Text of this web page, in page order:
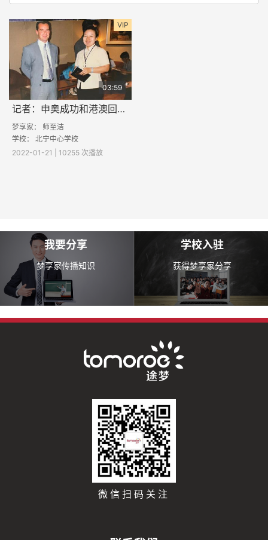
VIP
03:59
记者：申奥成功和港澳回归的难忘报道
梦享家： 师至洁
学校： 北宁中心学校
2022-01-21 | 10255 次播放
我要分享
梦享家传播知识
学校入驻
获得梦享家分享
微信扫码关注